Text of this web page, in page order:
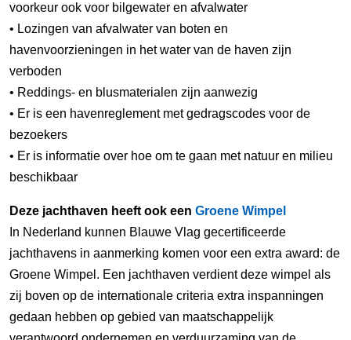
voorkeur ook voor bilgewater en afvalwater
• Lozingen van afvalwater van boten en
havenvoorzieningen in het water van de haven zijn
verboden
• Reddings- en blusmaterialen zijn aanwezig
• Er is een havenreglement met gedragscodes voor de
bezoekers
• Er is informatie over hoe om te gaan met natuur en milieu
beschikbaar
Deze jachthaven heeft ook een Groene Wimpel
In Nederland kunnen Blauwe Vlag gecertificeerde
jachthavens in aanmerking komen voor een extra award: de
Groene Wimpel. Een jachthaven verdient deze wimpel als
zij boven op de internationale criteria extra inspanningen
gedaan hebben op gebied van maatschappelijk